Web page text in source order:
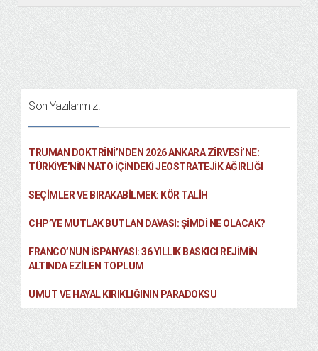
Son Yazılarımız!
TRUMAN DOKTRINI’NDEN 2026 ANKARA ZIRVESI’NE:
TÜRKIYE’NIN NATO İÇINDEKI JEOSTRATEJIK AĞIRLIĞI
SEÇIMLER VE BIRAKABILMEK: KÖR TALIH
CHP’YE MUTLAK BUTLAN DAVASI: ŞİMDİ NE OLACAK?
FRANCO’NUN İSPANYASI: 36 YILLIK BASKICI REJIMIN
ALTINDA EZILEN TOPLUM
UMUT VE HAYAL KIRIKLIĞININ PARADOKSU